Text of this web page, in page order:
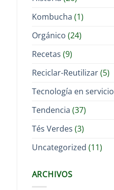
Kombucha (1)
Orgánico (24)
Recetas (9)
Reciclar-Reutilizar(5)
Tecnología en servicio
Tendencia (37)
Tés Verdes (3)
Uncategorized (11)
ARCHIVOS